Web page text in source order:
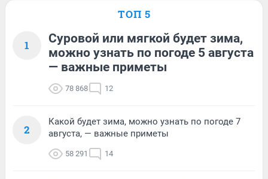
ТОП 5
1
Суровой или мягкой будет зима,
можно узнать по погоде 5 августа
— важные приметы
78 868 12
2
Какой будет зима, можно узнать по погоде 7
августа, — важные приметы
58 291 14